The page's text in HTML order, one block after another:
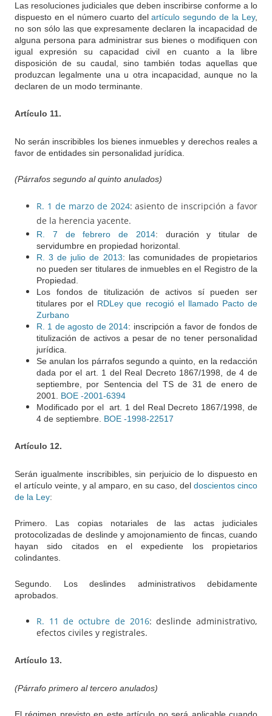
Las resoluciones judiciales que deben inscribirse conforme a lo
dispuesto en el número cuarto delartículo segundo de la Ley,
no son sólo las que expresamente declaren la incapacidad de
alguna persona para administrar sus bienes o modifiquen con
igual expresión su capacidad civil en cuanto a la libre
disposición de su caudal, sino también todas aquellas que
produzcan legalmente una u otra incapacidad, aunque no la
declaren de un modo terminante.
Artículo 11.
No serán inscribibles los bienes inmuebles y derechos reales a
favor de entidades sin personalidad jurídica.
(Párrafos segundo al quinto anulados)
R. 1 de marzo de 2024: asiento de inscripción a favor
de la herencia yacente.
R. 7 de febrero de 2014: duración y titular de
servidumbre en propiedad horizontal.
R. 3 de julio de 2013: las comunidades de propietarios
no pueden ser titulares de inmuebles en el Registro de la
Propiedad.
Los fondos de titulización de activos sí pueden ser
titulares por el RDLey que recogió el llamado Pacto de
Zurbano
R. 1 de agosto de 2014: inscripción a favor de fondos de
titulización de activos a pesar de no tener personalidad
jurídica.
Se anulan los párrafos segundo a quinto, en la redacción
dada por el art. 1 del Real Decreto 1867/1998, de 4 de
septiembre, por Sentencia del TS de 31 de enero de
2001. BOE -2001-6394
Modificado por el art. 1 del Real Decreto 1867/1998, de
4 de septiembre. BOE -1998-22517
Artículo 12.
Serán igualmente inscribibles, sin perjuicio de lo dispuesto en
el artículo veinte, y al amparo, en su caso, del doscientos cinco
de la Ley:
Primero. Las copias notariales de las actas judiciales
protocolizadas de deslinde y amojonamiento de fincas, cuando
hayan sido citados en el expediente los propietarios
colindantes.
Segundo. Los deslindes administrativos debidamente
aprobados.
R. 11 de octubre de 2016: deslinde administrativo,
efectos civiles y registrales.
Artículo 13.
(Párrafo primero al tercero anulados)